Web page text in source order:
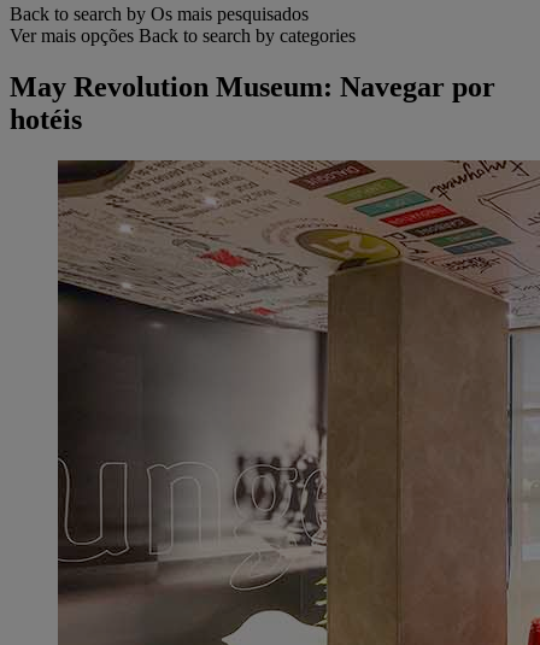
Back to search by Os mais pesquisados
Ver mais opções Back to search by categories
May Revolution Museum: Navegar por
hotéis